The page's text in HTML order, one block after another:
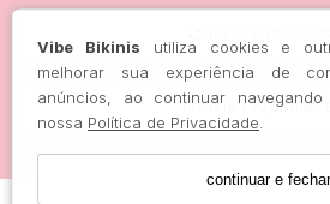
Vibe Bikinis utiliza cookies e
melhorar sua experiência de
anúncios, ao continuar
nossa Política de Privacidade
continuar e fechar
rastreie seu pedido